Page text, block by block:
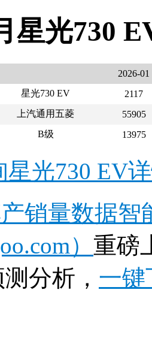
星光730
2026-01
星光730 EV
2117
上汽通用五菱
55905
B级
13975
星光730 EV
销量数据
） 重磅
分析， 一键